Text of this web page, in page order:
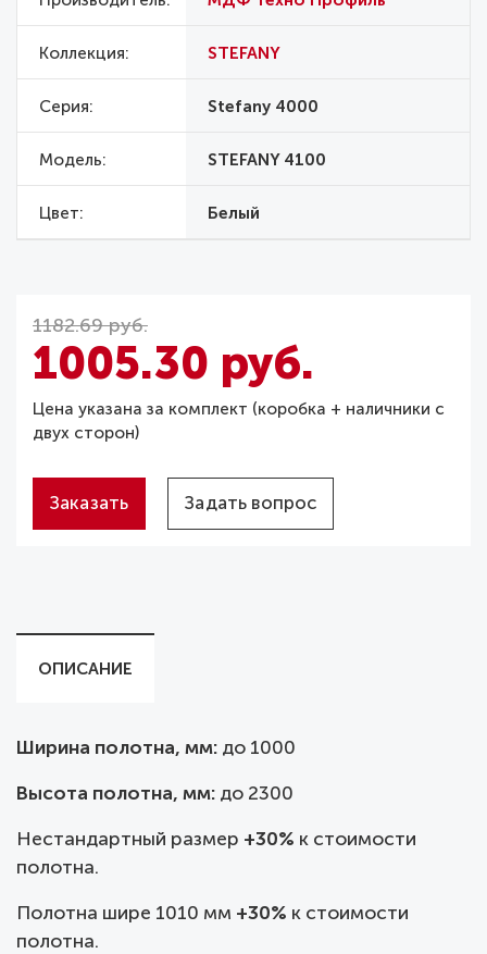
Коллекция STEFANY
Серия Stefany 4000
Модель STEFANY 4100
Цвет Белый
1182.69 руб.
1005.30 руб.
Цена указана за комплект (коробка + наличники с
двух сторон)
Заказать Задать вопрос
ОПИСАНИЕ
Ширина полотна, мм: до 1000
Высота полотна, мм: до 2300
Нестандартный размер +30% к стоимости
полотна.
Полотна шире 1010 мм +30% к стоимости
полотна.